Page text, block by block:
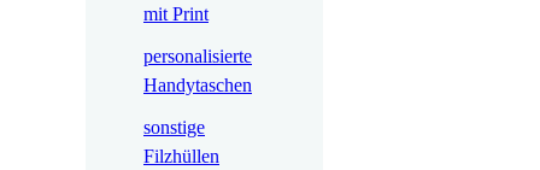
mit Print
personalisierte
Handytaschen
sonstige
Filzhüllen